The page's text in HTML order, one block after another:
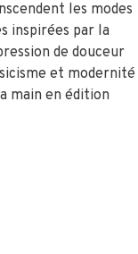
les modes
inspirées par la
de douceur
et modernité
main en édition